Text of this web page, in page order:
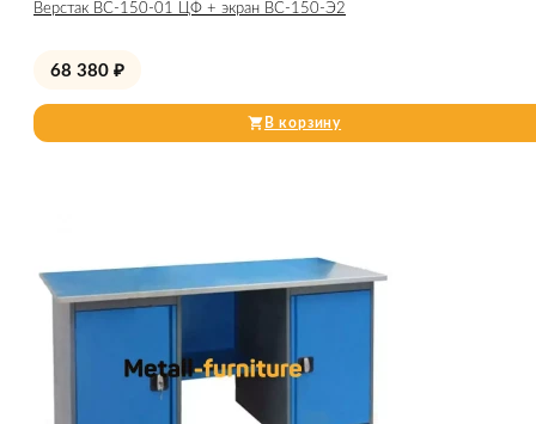
Верстак ВС-150-01 ЦФ + экран ВС-150-Э2
68 380 ₽
В корзину